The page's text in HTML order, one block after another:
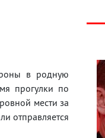
в родную
прогулки по
мести за
отправляется